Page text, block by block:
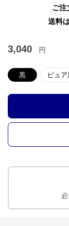
ご注
送料
3,040 円
黒 ピュ